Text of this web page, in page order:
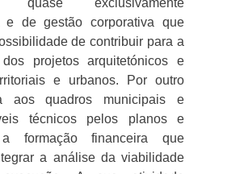
quase exclusivamente
e de gestão corporativa que
de contribuir para a
projetos arquitetónicos e
e urbanos. Por outro
aos quadros municipais e
técnicos pelos planos e
formação financeira que
a análise da viabilidade